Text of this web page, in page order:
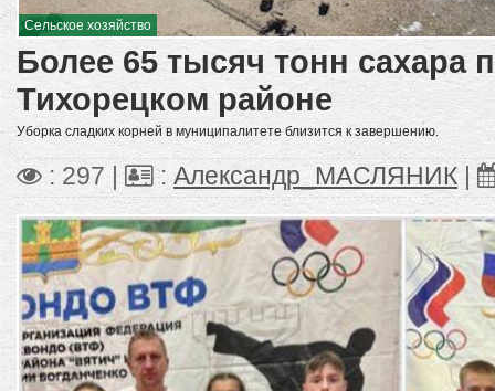
Сельское хозяйство
Более 65 тысяч тонн сахара
Тихорецком районе
Уборка сладких корней в муниципалитете близится к завершению.
: 297 | : Александр_МАСЛЯНИК |